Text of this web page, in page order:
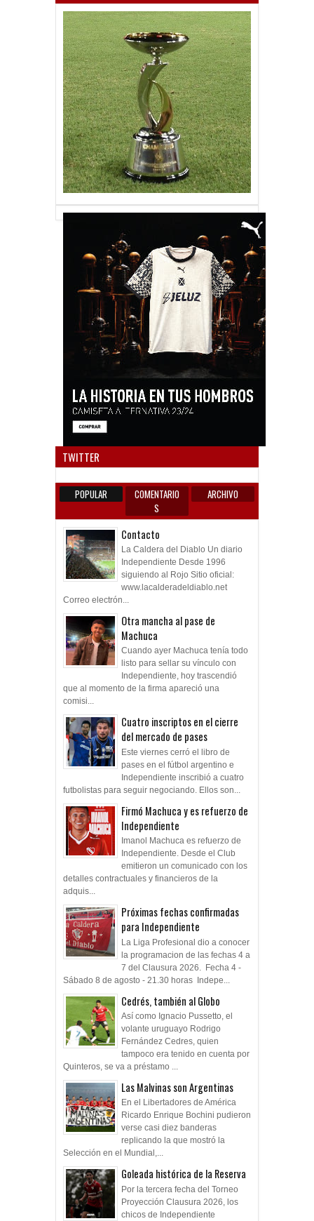
TWITTER
POPULAR
COMENTARIO
S
ARCHIVO
Contacto
La Caldera del Diablo Un diario
Independiente Desde 1996
siguiendo al Rojo Sitio oficial:
www.lacalderadeldiablo.net
Correo electrón...
Otra mancha al pase de
Machuca
Cuando ayer Machuca tenía todo
listo para sellar su vínculo con
Independiente, hoy trascendió
que al momento de la firma apareció una
comisi...
Cuatro inscriptos en el cierre
del mercado de pases
Este viernes cerró el libro de
pases en el fútbol argentino e
Independiente inscribió a cuatro
futbolistas para seguir negociando. Ellos son...
Firmó Machuca y es refuerzo de
Independiente
Imanol Machuca es refuerzo de
Independiente. Desde el Club
emitieron un comunicado con los
detalles contractuales y financieros de la
adquis...
Próximas fechas confirmadas
para Independiente
La Liga Profesional dio a conocer
la programacion de las fechas 4 a
7 del Clausura 2026. Fecha 4 -
Sábado 8 de agosto - 21.30 horas Indepe...
Cedrés, también al Globo
Así como Ignacio Pussetto, el
volante uruguayo Rodrigo
Fernández Cedres, quien
tampoco era tenido en cuenta por
Quinteros, se va a préstamo ...
Las Malvinas son Argentinas
En el Libertadores de América
Ricardo Enrique Bochini pudieron
verse casi diez banderas
replicando la que mostró la
Selección en el Mundial,...
Goleada histórica de la Reserva
Por la tercera fecha del Torneo
Proyección Clausura 2026, los
chicos de Independiente